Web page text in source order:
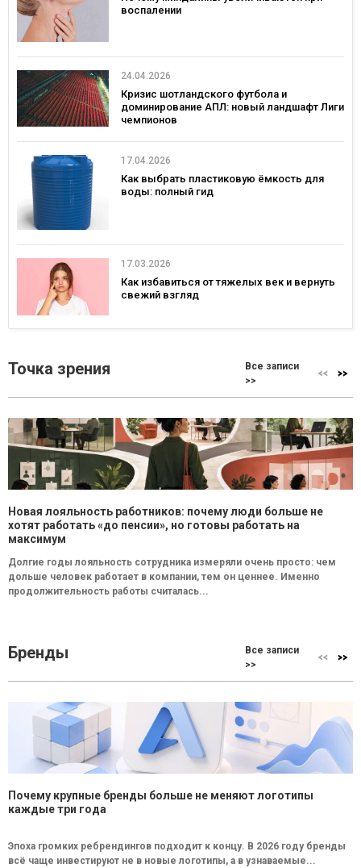
воспалении
24.04.2026
Кризис шотландского футбола и
доминирование АПЛ: новый ландшафт Лиги
чемпионов
17.04.2026
Как выбрать пластиковую ёмкость для
воды: полный гид
17.03.2026
Как избавиться от тяжелых век и вернуть
свежий взгляд
Точка зрения
Все записи
>>
Новая лояльность работников: почему люди больше не
хотят работать «до пенсии», но готовы работать на
максимум
Долгие годы лояльность сотрудника измеряли очень просто: чем
дольше человек работает в компании, тем он ценнее. Именно
продолжительность работы считалась...
Бренды
Все записи
>>
Почему крупные бренды больше не меняют логотипы
каждые три года
Эпоха громких ребрендингов подходит к концу. В 2026 году бренды
всё чаще инвестируют не в новые логотипы, а в узнаваемые...